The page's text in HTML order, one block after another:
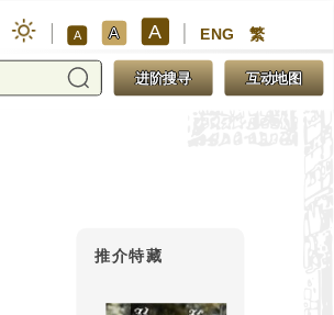
A A A ENG 繁
进阶搜寻 互动地图
推介特藏